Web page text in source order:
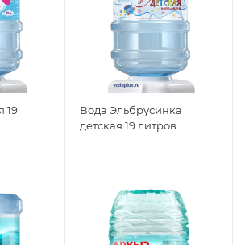
19
Вода Эльбрусинка
детская 19 литров